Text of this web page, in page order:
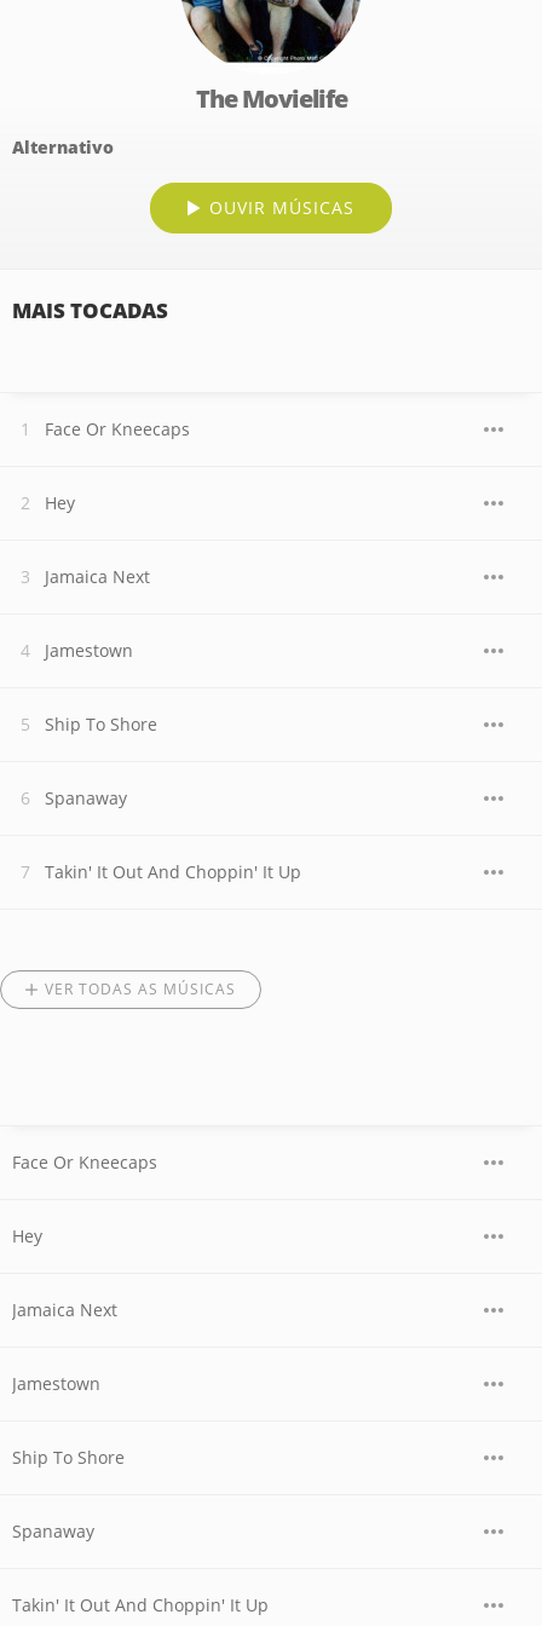
The Movielife
Alternativo
OUVIR MÚSICAS
MAIS TOCADAS
Face Or Kneecaps
Hey
Jamaica Next
Jamestown
Ship To Shore
Spanaway
Takin' It Out And Choppin' It Up
VER TODAS AS MÚSICAS
Face Or Kneecaps
Hey
Jamaica Next
Jamestown
Ship To Shore
Spanaway
Takin' It Out And Choppin' It Up